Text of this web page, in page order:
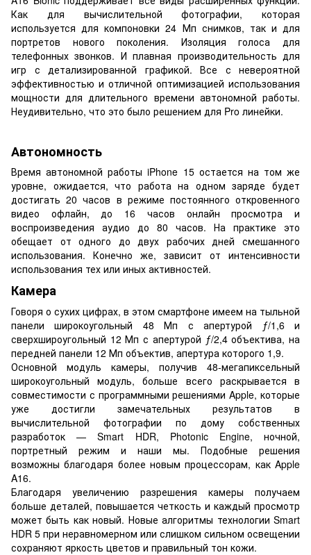
Как для вычислительной фотографии, которая
используется для компоновки 24 Мп снимков, так и для
портретов нового поколения. Изоляция голоса для
телефонных звонков. И плавная производительность для
игр с детализированной графикой. Все с невероятной
эффективностью и отличной оптимизацией использования
мощности для длительного времени автономной работы.
Неудивительно, что это было решением для Pro линейки.
Автономность
Время автономной работы iPhone 15 остается на том же
уровне, ожидается, что работа на одном заряде будет
достигать 20 часов в режиме постоянного откровенного
видео офлайн, до 16 часов онлайн просмотра и
воспроизведения аудио до 80 часов. На практике это
обещает от одного до двух рабочих дней смешанного
использования. Конечно же, зависит от интенсивности
использования тех или иных активностей.
Камера
Говоря о сухих цифрах, в этом смартфоне имеем на тыльной
панели широкоугольный 48 Мп с апертурой ƒ/1,6 и
сверхшироугольный 12 Мп с апертурой ƒ/2,4 объектива, на
передней панели 12 Мп объектив, апертура которого 1,9.
Основной модуль камеры, получив 48-мегапиксельный
широкоугольный модуль, больше всего раскрывается в
совместимости с программными решениями Apple, которые
уже достигли замечательных результатов в
вычислительной фотографии по дому собственных
разработок — Smart HDR, Photonic Engine, ночной,
портретный режим и наши мы. Подобные решения
возможны благодаря более новым процессорам, как Apple
A16.
Благодаря увеличению разрешения камеры получаем
больше деталей, повышается четкость и каждый просмотр
может быть как новый. Новые алгоритмы технологии Smart
HDR 5 при неравномерном или слишком сильном освещении
сохраняют яркость цветов и правильный тон кожи.